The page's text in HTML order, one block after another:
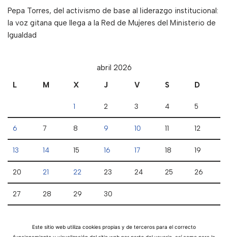
Pepa Torres, del activismo de base al liderazgo institucional:
la voz gitana que llega a la Red de Mujeres del Ministerio de
Igualdad
abril 2026
L
M X J V S D
1 2 3 4 5
6 7 8 9 10 11 12
13 14 15 16 17 18 19
20 21 22 23 24 25 26
27 28 29 30
Este sitio web utiliza cookies propias y de terceros para el correcto